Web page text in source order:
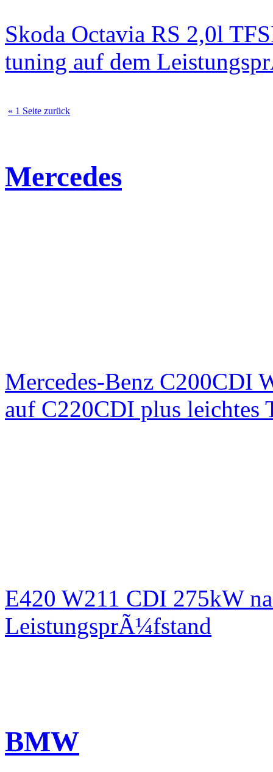
Skoda Octavia RS 2,0l
tuning auf dem
« 1 Seite zurück
Mercedes
Mercedes-Benz C200CDI
auf C220CDI plus
E420 W211 CDI 275kW
LeistungsprÃ¼fstand
BMW